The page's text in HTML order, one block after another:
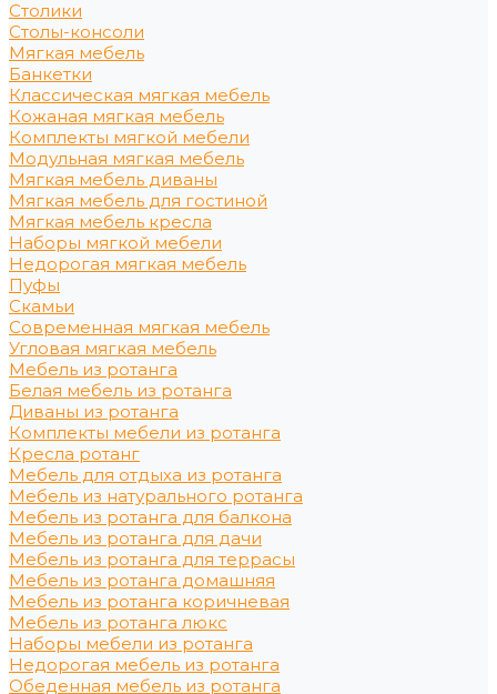
Столики
Столы-консоли
Мягкая мебель
Банкетки
Классическая мягкая мебель
Кожаная мягкая мебель
Комплекты мягкой мебели
Модульная мягкая мебель
Мягкая мебель диваны
Мягкая мебель для гостиной
Мягкая мебель кресла
Наборы мягкой мебели
Недорогая мягкая мебель
Пуфы
Скамьи
Современная мягкая мебель
Угловая мягкая мебель
Мебель из ротанга
Белая мебель из ротанга
Диваны из ротанга
Комплекты мебели из ротанга
Кресла ротанг
Мебель для отдыха из ротанга
Мебель из натурального ротанга
Мебель из ротанга для балкона
Мебель из ротанга для дачи
Мебель из ротанга для террасы
Мебель из ротанга домашняя
Мебель из ротанга коричневая
Мебель из ротанга люкс
Наборы мебели из ротанга
Недорогая мебель из ротанга
Обеденная мебель из ротанга